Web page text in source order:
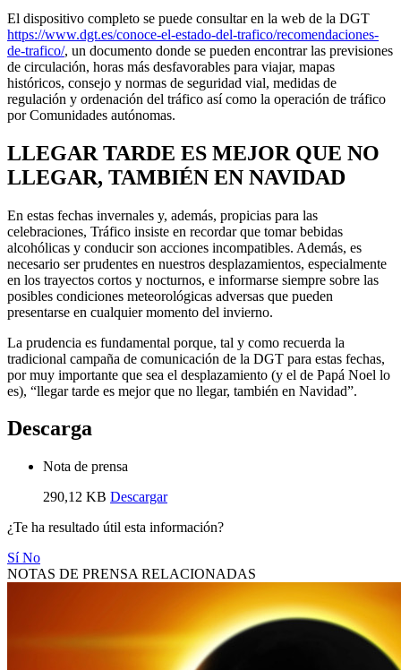
El dispositivo completo se puede consultar en la web de la DGT
https://www.dgt.es/conoce-el-estado-del-trafico/recomendaciones-
de-trafico/, un documento donde se pueden encontrar las previsiones
de circulación, horas más desfavorables para viajar, mapas
históricos, consejo y normas de seguridad vial, medidas de
regulación y ordenación del tráfico así como la operación de tráfico
por Comunidades autónomas.
LLEGAR TARDE ES MEJOR QUE NO
LLEGAR, TAMBIÉN EN NAVIDAD
En estas fechas invernales y, además, propicias para las
celebraciones, Tráfico insiste en recordar que tomar bebidas
alcohólicas y conducir son acciones incompatibles. Además, es
necesario ser prudentes en nuestros desplazamientos, especialmente
en los trayectos cortos y nocturnos, e informarse siempre sobre las
posibles condiciones meteorológicas adversas que pueden
presentarse en cualquier momento del invierno.
La prudencia es fundamental porque, tal y como recuerda la
tradicional campaña de comunicación de la DGT para estas fechas,
por muy importante que sea el desplazamiento (y el de Papá Noel lo
es), “llegar tarde es mejor que no llegar, también en Navidad”.
Descarga
Nota de prensa
290,12 KB Descargar
¿Te ha resultado útil esta información?
SíNo
NOTAS DE PRENSA RELACIONADAS